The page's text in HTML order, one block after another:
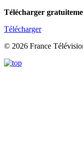
Télécharger
Télécharger
© 2026 France